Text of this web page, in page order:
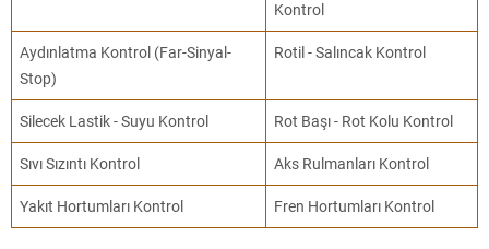
Kontrol
Aydınlatma Kontrol (Far-Sinyal-
Stop)
Rotil - Salıncak Kontrol
Silecek Lastik - Suyu Kontrol Rot Başı - Rot Kolu Kontrol
Sıvı Sızıntı Kontrol Aks Rulmanları Kontrol
Yakıt Hortumları Kontrol Fren Hortumları Kontrol